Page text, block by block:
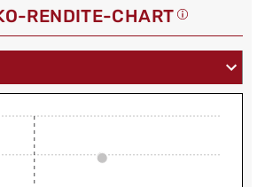
RENDITE-CHART